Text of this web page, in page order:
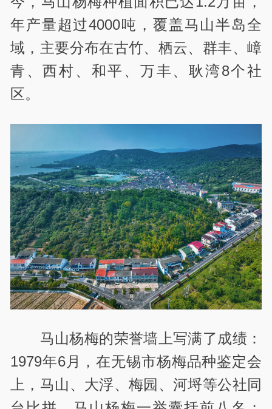
年产量超过4000吨，覆盖马山半岛全
域，主要分布在古竹、栖云、群丰、嶂
青、西村、和平、万丰、耿湾8个社
区。
马山杨梅的荣誉墙上写满了成绩：
1979年6月，在无锡市杨梅品种鉴定会
上，马山、大浮、梅园、河埒等公社同